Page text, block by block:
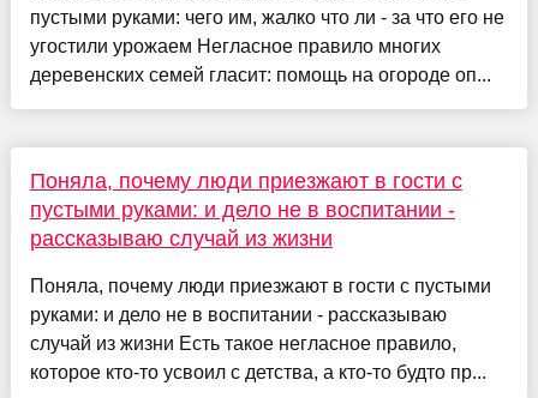
пустыми руками: чего им, жалко что ли - за что его не
угостили урожаем Негласное правило многих
деревенских семей гласит: помощь на огороде оп...
Поняла, почему люди приезжают в гости с
пустыми руками: и дело не в воспитании -
рассказываю случай из жизни
Поняла, почему люди приезжают в гости с пустыми
руками: и дело не в воспитании - рассказываю
случай из жизни Есть такое негласное правило,
которое кто-то усвоил с детства, а кто-то будто пр...